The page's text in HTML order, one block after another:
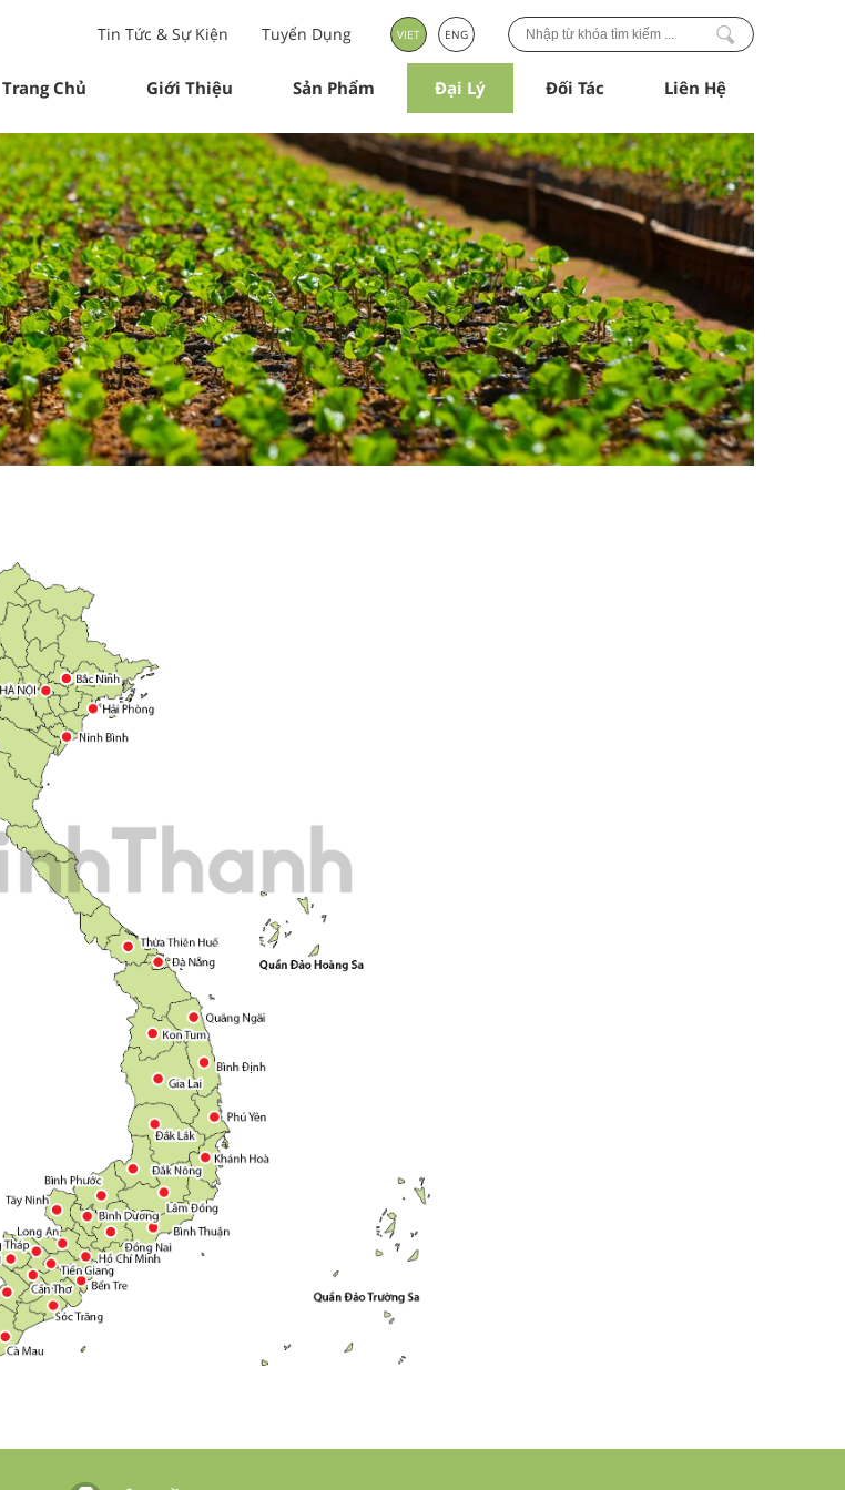
VIET ENG
Tin Tức & Sự Kiện Tuyển Dụng
Trang Chủ Giới Thiệu Sản Phẩm Đại Lý Đối Tác Liên Hệ